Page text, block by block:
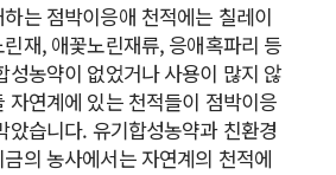
는 점박이응애 천적에는 칠레이
재, 애꽃노린재류, 응애혹파리 등
성농약이 없었거나 사용이 많지 않
자연계에 있는 천적들이 점박이응
았습니다. 유기합성농약과 친환경
의 농사에서는 자연계의 천적에